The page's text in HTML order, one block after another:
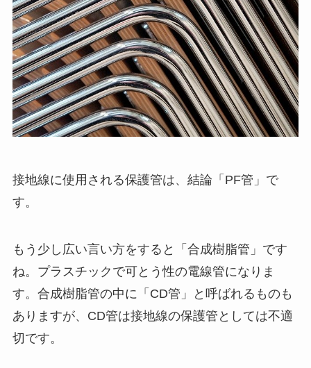
接地線に使用される保護管は、結論「PF管」で
す。
もう少し広い言い方をすると「合成樹脂管」です
ね。プラスチックで可とう性の電線管になりま
す。 合成樹脂管の中に「CD管」と呼ばれるものも
ありますが、CD管は接地線の保護管としては不適
切です。